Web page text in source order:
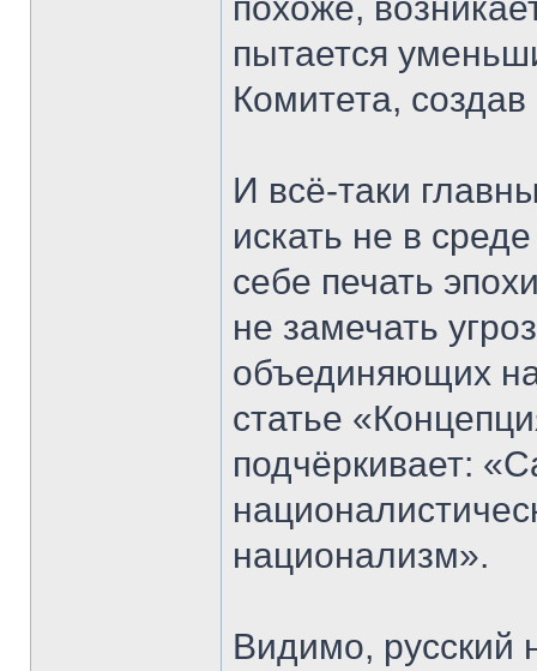
пытается
Комитета,
И всё-таки
искать не в
себе печать
не замечать
объединяющих
статье
подчёркивает:
национализм».
Видимо, русский